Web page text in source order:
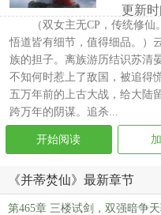
更新时
（双女主无CP，传统修
悟道皆有细节，值得细品。）
族的担子。离族游历结识苏清
不知何时惹上了敌国，被追得
五万年前的上古大战，给大陆
跨万年的阴谋。追杀...
开始阅读
《并蒂焚仙》最新章节
第465章 三楼试剑，双强暗争